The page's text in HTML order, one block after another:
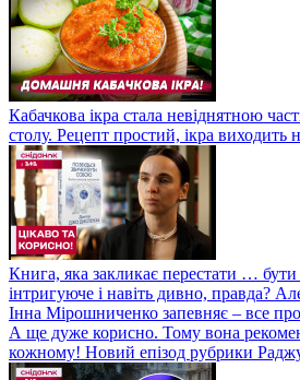
Кабачкова ікра стала невіднятною
столу. Рецепт простий, ікра виходить
Книга, яка закликає перестати …
інтригуюче і навіть дивно, правда?
Інна Мірошниченко запевняє – все
А ще дуже корисно. Тому вона
кожному! Новий епізод рубрики